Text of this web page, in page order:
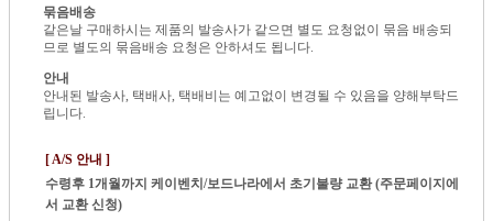
묶음배송
같은날 구매하시는 제품의 발송사가 같으면 별도 요청없이 묶음 배송되
므로 별도의 묶음배송 요청은 안하셔도 됩니다.
안내
안내된 발송사, 택배사, 택배비는 예고없이 변경될 수 있음을 양해부탁드
립니다.
[ A/S 안내 ]
수령후 1개월까지 케이벤치/보드나라에서 초기불량 교환 (주문페이지에
서 교환 신청)